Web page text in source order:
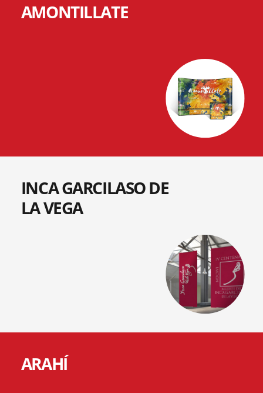
AMONTILLATE
INCA GARCILASO DE
LA VEGA
ARAHÍ